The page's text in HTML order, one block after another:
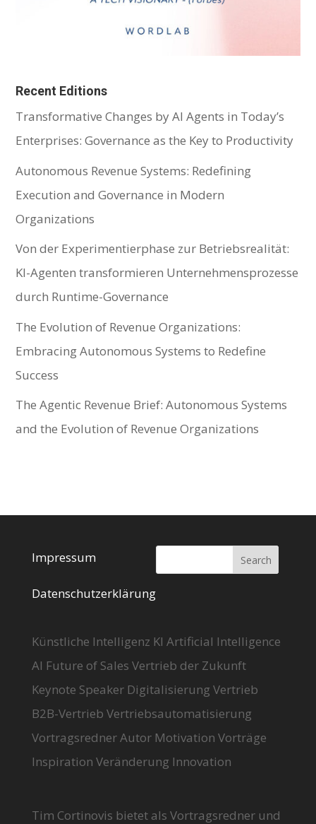
Recent Editions
Transformative Changes by AI Agents in Today’s
Enterprises: Governance as the Key to Productivity
Autonomous Revenue Systems: Redefining
Execution and Governance in Modern
Organizations
Von der Experimentierphase zur Betriebsrealität:
KI-Agenten transformieren Unternehmensprozesse
durch Runtime-Governance
The Evolution of Revenue Organizations:
Embracing Autonomous Systems to Redefine
Success
The Agentic Revenue Brief: Autonomous Systems
and the Evolution of Revenue Organizations
Impressum
Datenschutzerklärung
Künstliche Intelligenz KI Artificial Intelligence
AI Future of Sales Vertrieb der Zukunft
Keynote Speaker Digitalisierung Vertrieb
B2B-Vertrieb Vertriebsautomatisierung
Vortragsredner Autor Motivation Vorträge
Inspiration Veränderung Innovation
Tim Cortinovis bietet als Vortragsredner und